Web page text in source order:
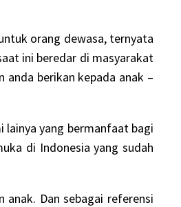
orang dewasa, ternyata
ini beredar di masyarakat
berikan kepada anak –
lainya yang bermanfaat bagi
di Indonesia yang sudah
Dan sebagai referensi